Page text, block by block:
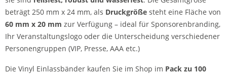
beträgt 250 mm x 24 mm, als Druckgröße steht eine Fläche von
60 mm x 20 mm zur Verfügung – ideal für Sponsorenbranding,
Ihr Veranstaltungslogo oder die Unterscheidung verschiedener
Personengruppen (VIP, Presse, AAA etc.)
Die Vinyl Einlassbänder kaufen Sie im Shop im Pack zu 100